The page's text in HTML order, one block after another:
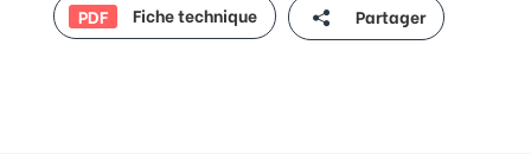
PDF Fiche technique Partager